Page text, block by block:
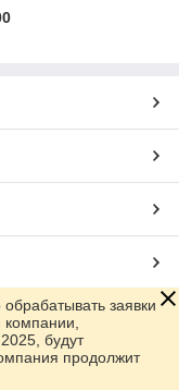
заявки
будут
продолжит